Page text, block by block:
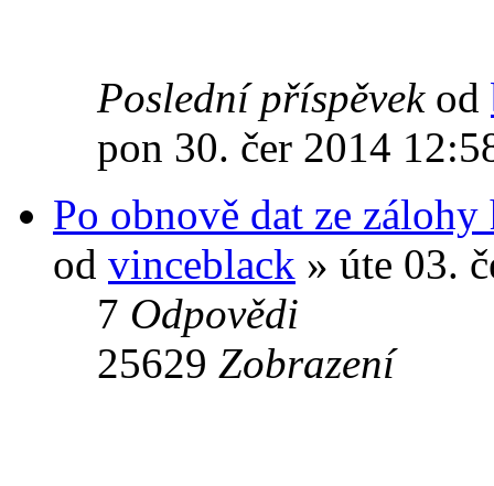
Poslední příspěvek od
pon 30. čer 2014
Po obnově dat ze
od vinceblack » úte 03.
7 Odpovědi
25629 Zobrazení